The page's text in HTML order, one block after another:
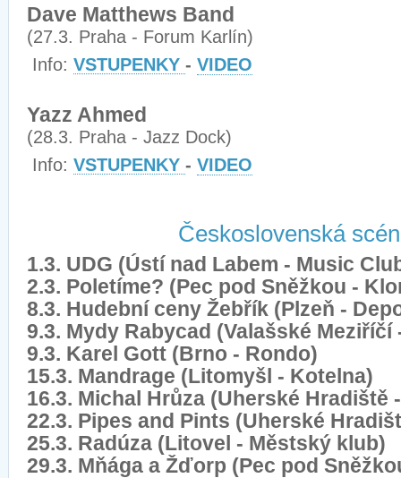
Dave Matthews Band
(27.3. Praha - Forum Karlín)
Info: VSTUPENKY - VIDEO
Yazz Ahmed
(28.3. Praha - Jazz Dock)
Info: VSTUPENKY - VIDEO
Československá
1.3. UDG (Ústí nad Labem - Music
2.3. Poletíme? (Pec pod Sněžkou -
8.3. Hudební ceny Žebřík (Plzeň -
9.3. Mydy Rabycad (Valašské Meziříčí
9.3. Karel Gott (Brno - Rondo)
15.3. Mandrage (Litomyšl - Kotelna)
16.3. Michal Hrůza (Uherské Hradiště
22.3. Pipes and Pints (Uherské
25.3. Radúza (Litovel - Městský klub)
29.3. Mňága a Žďorp (Pec pod